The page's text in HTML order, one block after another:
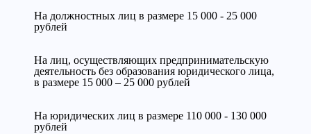
На должностных лиц в размере 15 000 - 25 000
рублей
На лиц, осуществляющих предпринимательскую
деятельность без образования юридического лица,
в размере 15 000 – 25 000 рублей
На юридических лиц в размере 110 000 - 130 000
рублей